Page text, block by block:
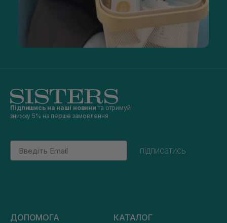
Підпишись на наші новини та отримуй
знижку 5% на перше замовлення
Email
підписатись
ДОПОМОГА КАТАЛОГ